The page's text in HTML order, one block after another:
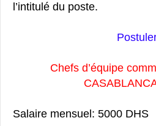
l’intitulé du poste.
(4) Chefs d’équipe
Salaire mensuel: 5000 DHS